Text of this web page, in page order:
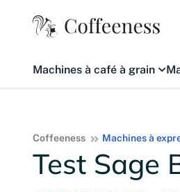
Machines à café à grain
Coffeeness Machines à
Test Sage